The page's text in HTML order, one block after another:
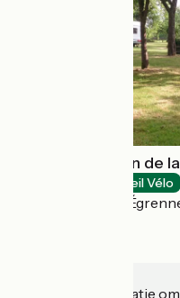
Camping Paysan de
Accueil Vélo
Saint-Mars-
Heeft u informatie